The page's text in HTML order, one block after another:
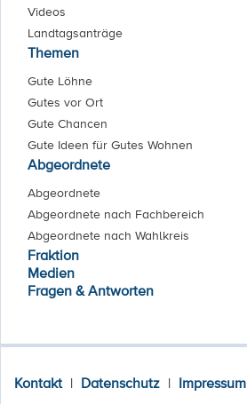
Videos
Landtagsanträge
Themen
Gute Löhne
Gutes vor Ort
Gute Chancen
Gute Ideen für Gutes Wohnen
Abgeordnete
Abgeordnete
Abgeordnete nach Fachbereich
Abgeordnete nach Wahlkreis
Fraktion
Medien
Fragen & Antworten
Kontakt | Datenschutz | Impressum